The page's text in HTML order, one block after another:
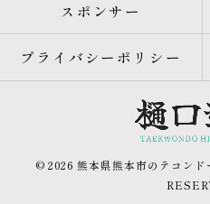
スポンサー
プライバシーポリシー
© 2026 熊本県熊本市のテコン